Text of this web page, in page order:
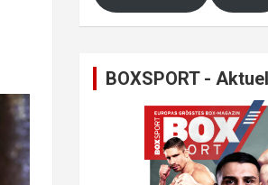
BOXSPORT -